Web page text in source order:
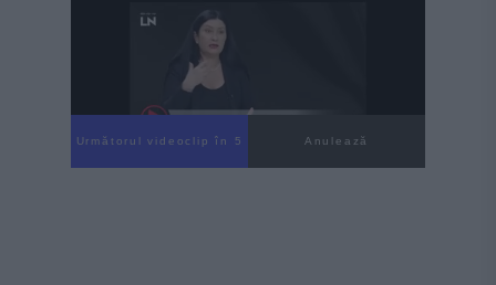
Următorul videoclip în 3 Anulează